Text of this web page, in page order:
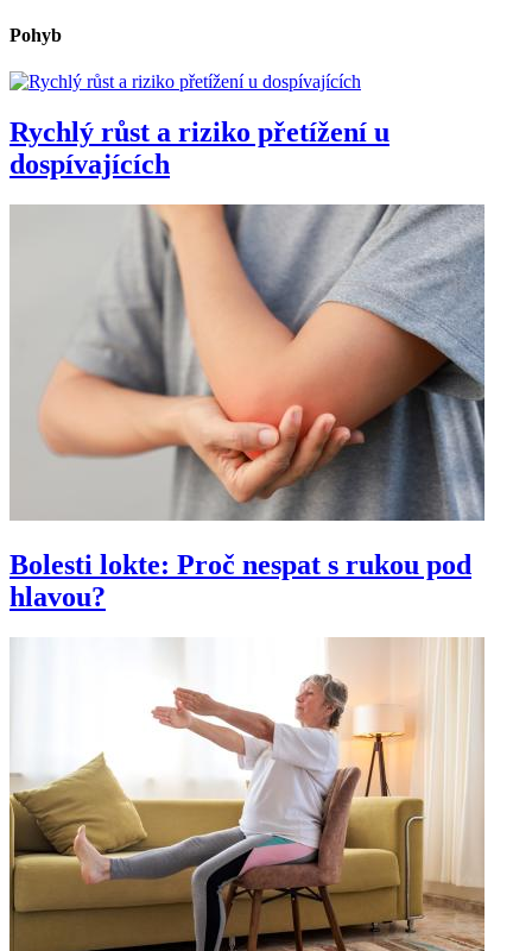
Pohyb
Rychlý růst a riziko přetížení u
dospívajících
Bolesti lokte: Proč nespat s rukou pod
hlavou?